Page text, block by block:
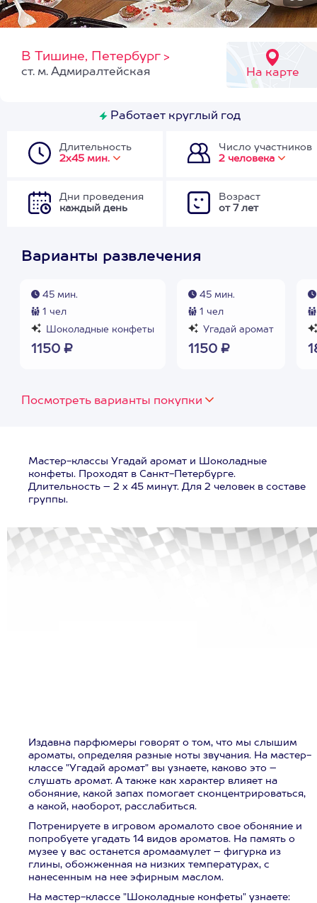
В Тишине, Петербург >
На карте
ст. м. Адмиралтейская
Работает круглый год
Длительность
2х45 мин.
Число участников
2 человека
Дни проведения
каждый день
Возраст
от 7 лет
Варианты развлечения
45 мин.
1 чел
Шоколадные конфеты
1150 ₽
45 мин.
1 чел
Угадай аромат
1150 ₽
Посмотреть варианты покупки
Мастер-классы Угадай аромат и Шоколадные
конфеты. Проходят в Санкт-Петербурге.
Длительность – 2 х 45 минут. Для 2 человек в составе
группы.
Издавна парфюмеры говорят о том, что мы слышим
ароматы, определяя разные ноты звучания. На мастер-
классе "Угадай аромат" вы узнаете, каково это –
слушать аромат. А также как характер влияет на
обоняние, какой запах помогает сконцентрироваться,
а какой, наоборот, расслабиться.
Потренируете в игровом аромалото свое обоняние и
попробуете угадать 14 видов ароматов. На память о
музее у вас останется аромаамулет – фигурка из
глины, обожженная на низких температурах, с
нанесенным на нее эфирным маслом.
На мастер-классе "Шоколадные конфеты" узнаете: